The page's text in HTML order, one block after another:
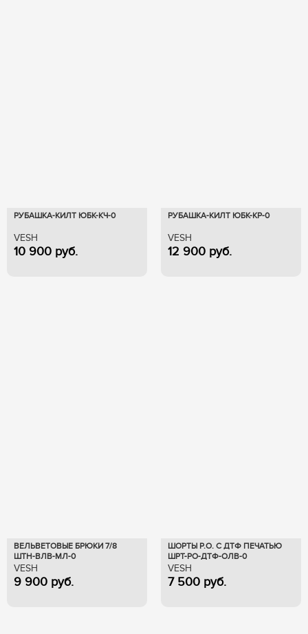
РУБАШКА-КИЛТ ЮБК-КЧ-0
VESH
10 900 руб.
РУБАШКА-КИЛТ ЮБК-КР-0
VESH
12 900 руб.
ВЕЛЬВЕТОВЫЕ БРЮКИ 7/8
ШТН-ВЛВ-МЛ-0
VESH
9 900 руб.
ШОРТЫ Р.О. С ДТФ ПЕЧАТЬЮ
ШРТ-РО-ДТФ-ОЛВ-0
VESH
7 500 руб.